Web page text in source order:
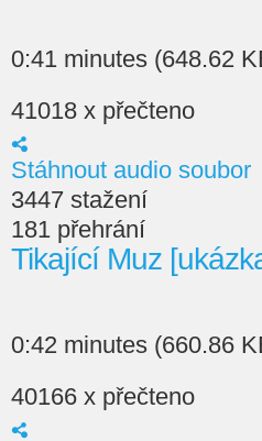
0:41 minutes (648.62
41018 x přečteno
Stáhnout audio soubor
3447 stažení
181 přehrání
Tikající Muz
0:42 minutes (660.86
40166 x přečteno